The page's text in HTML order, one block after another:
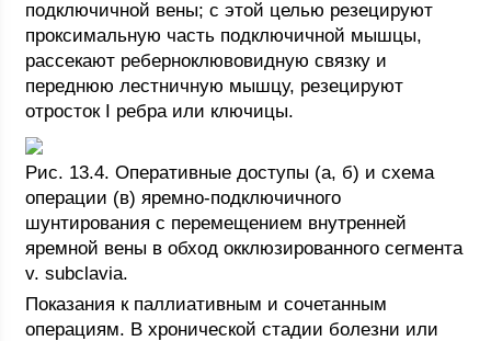
подключичной вены; с этой целью резецируют
проксимальную часть подключичной мышцы,
рассекают реберноклювовидную связку и
переднюю лестничную мышцу, резецируют
отросток I ребра или ключицы.
Рис. 13.4. Оперативные доступы (а, б) и схема
операции (в) яремно-подключичного
шунтирования с перемещением внутренней
яремной вены в обход окклюзированного сегмента
v. subclavia.
Показания к паллиативным и сочетанным
операциям. В хронической стадии болезни или